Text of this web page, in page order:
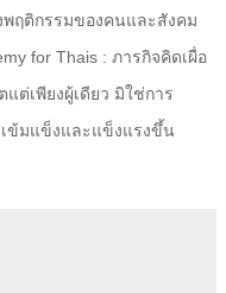
ฤติกรรมของคนและสังคม
for Thais : ภารกิจคิดเผื่อ
แต่เพียงผู้เดียว มิใช่การ
ข้มแข็งและแข็งแรงขึ้น